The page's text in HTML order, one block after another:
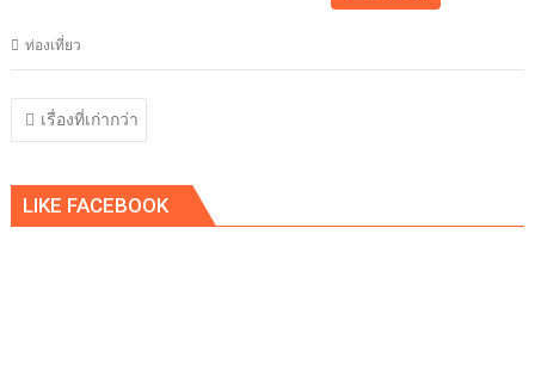
ท่องเที่ยว
แนะแนว
เรื่อง
เรื่องที่เก่ากว่า
LIKE FACEBOOK